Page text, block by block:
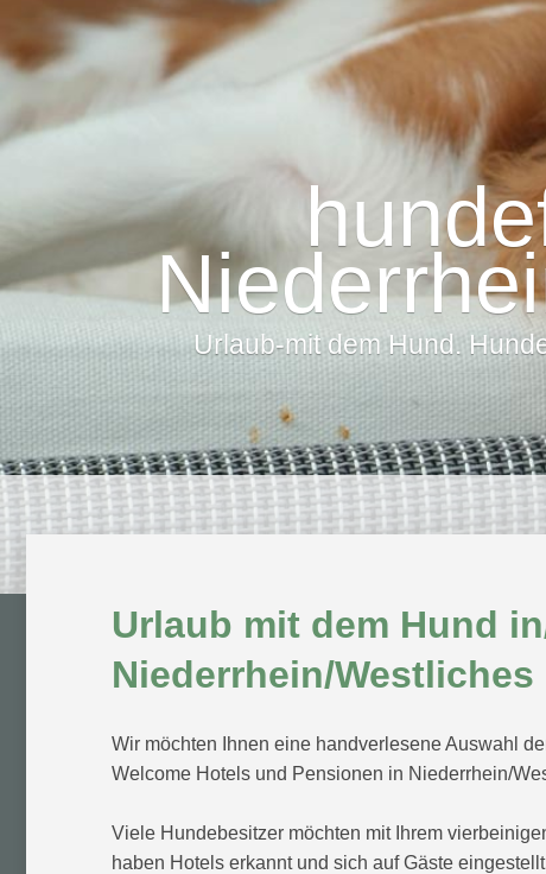
Urlaub-mit dem Hund.
Urlaub mit dem Hund
Niederrhein/
Wir möchten Ihnen eine handverlesene Auswahl
Welcome Hotels und Pensionen in Niederrhein/
Viele Hundebesitzer möchten mit Ihrem
haben Hotels erkannt und sich auf Gäste